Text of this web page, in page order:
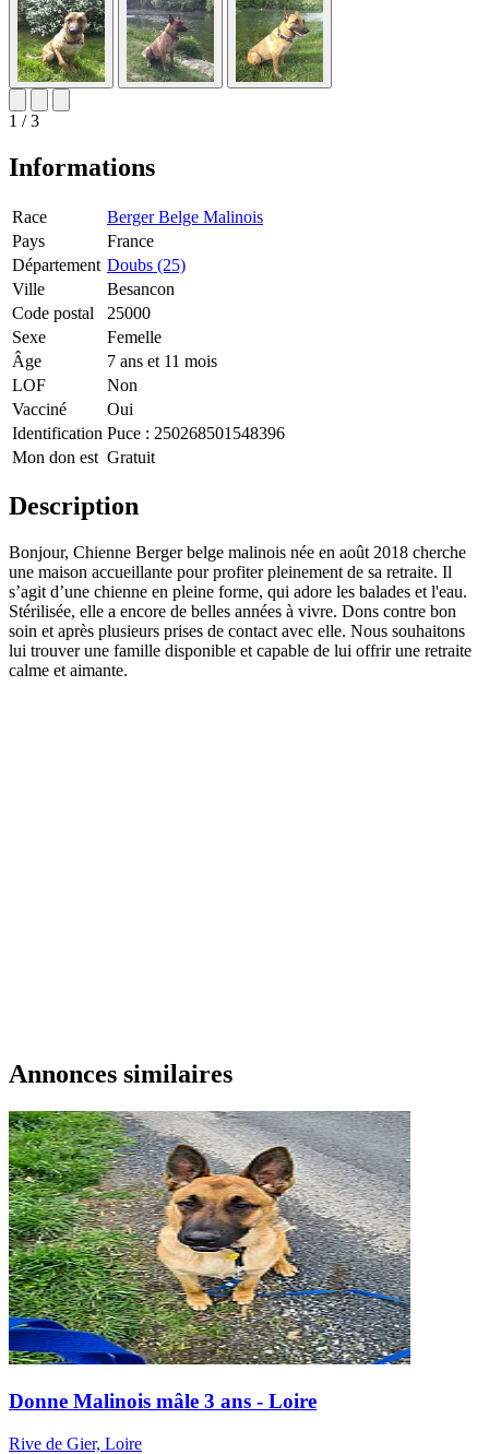
1 / 3
Informations
Race
Berger Belge Malinois
Pays
France
Département Doubs (25)
Ville
Besancon
Code postal
25000
Sexe
Femelle
Âge
7 ans et 11 mois
LOF
Non
Vacciné
Oui
Identification Puce : 250268501548396
Mon don est Gratuit
Description
Bonjour, Chienne Berger belge malinois née en août 2018 cherche
une maison accueillante pour profiter pleinement de sa retraite. Il
s’agit d’une chienne en pleine forme, qui adore les balades et l'eau.
Stérilisée, elle a encore de belles années à vivre. Dons contre bon
soin et après plusieurs prises de contact avec elle. Nous souhaitons
lui trouver une famille disponible et capable de lui offrir une retraite
calme et aimante.
Annonces similaires
Donne Malinois mâle 3 ans - Loire
Rive de Gier, Loire